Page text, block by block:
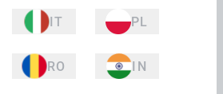
IT PL
RO IN
der NürnbergMesse:
geht stets vor und
Gemäß den